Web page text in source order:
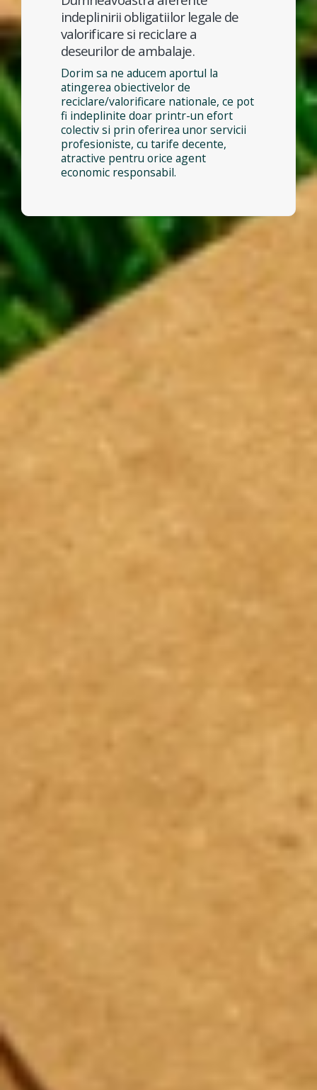
indeplinirii obligatiilor legale de
valorificare si reciclare a
deseurilor de ambalaje.
Dorim sa ne aducem aportul la
atingerea obiectivelor de
reciclare/valorificare nationale, ce pot
fi indeplinite doar printr-un efort
colectiv si prin oferirea unor servicii
profesioniste, cu tarife decente,
atractive pentru orice agent
economic responsabil.